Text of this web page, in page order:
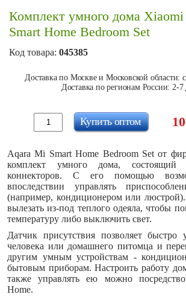
Комплект умного дома
Smart Home Bedroom Set
Код товара: 045385
Доставка по Москве и Московской области:
Доставка по регионам России: 2-7
Купить оптом
Aqara Mi Smart Home Bedroom Set от
комплект умного дома, состоящий
коннекторов. С его помощью
впоследствии управлять
(например, кондиционером или
вылезать из-под теплого одеяла, чтобы
температуру либо выключить свет.
Датчик присутствия позволяет быстро
человека или домашнего питомца и
другим умным устройствам -
бытовым приборам. Настроить работу
также управлять ею можно
Home.